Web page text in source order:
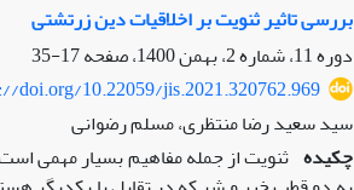
بررسی تاثیر ثنویت بر اخلاقیات دین زرتشتی
دوره 11، شماره 2، بهمن 1400، صفحه
17-35
doi.org/10.22059/jis.2021.320762.969
سید سعید رضا منتظری، مسلم رضوانی
چکیده ثنویت از جمله مفاهیم بسیار مهمی